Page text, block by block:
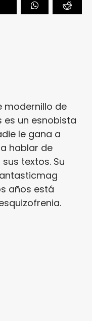
modernillo de
es un esnobista
le gana a
hablar de
textos. Su
años está